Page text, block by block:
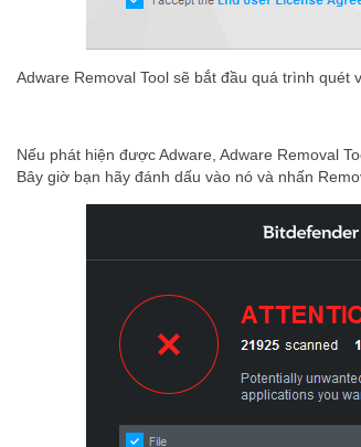
Adware Removal Tool sẽ bắt đầu quá trình quét
Nếu phát hiện được Adware, Adware Removal
Bây giờ bạn hãy đánh dấu vào nó và nhấn